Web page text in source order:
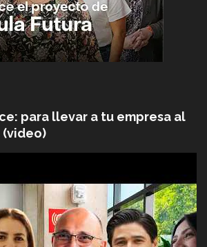
para llevar a tu empresa al